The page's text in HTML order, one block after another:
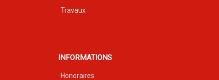
Travaux
INFORMATIONS
Honoraires